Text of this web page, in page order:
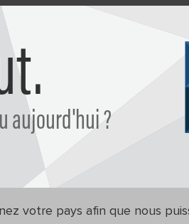
aujourd'hui ?
votre pays afin que nous
Boutique